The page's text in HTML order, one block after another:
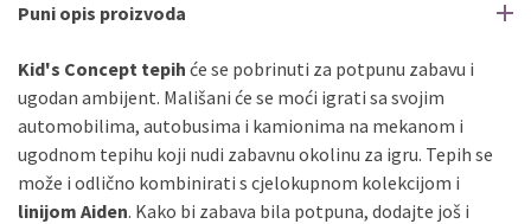
Puni opis proizvoda
Kid's Concept tepih će se pobrinuti za potpunu zabavu i
ugodan ambijent. Mališani će se moći igrati sa svojim
automobilima, autobusima i kamionima na mekanom i
ugodnom tepihu koji nudi zabavnu okolinu za igru. Tepih se
može i odlično kombinirati s cjelokupnom kolekcijom i
linijom Aiden. Kako bi zabava bila potpuna, dodajte još i